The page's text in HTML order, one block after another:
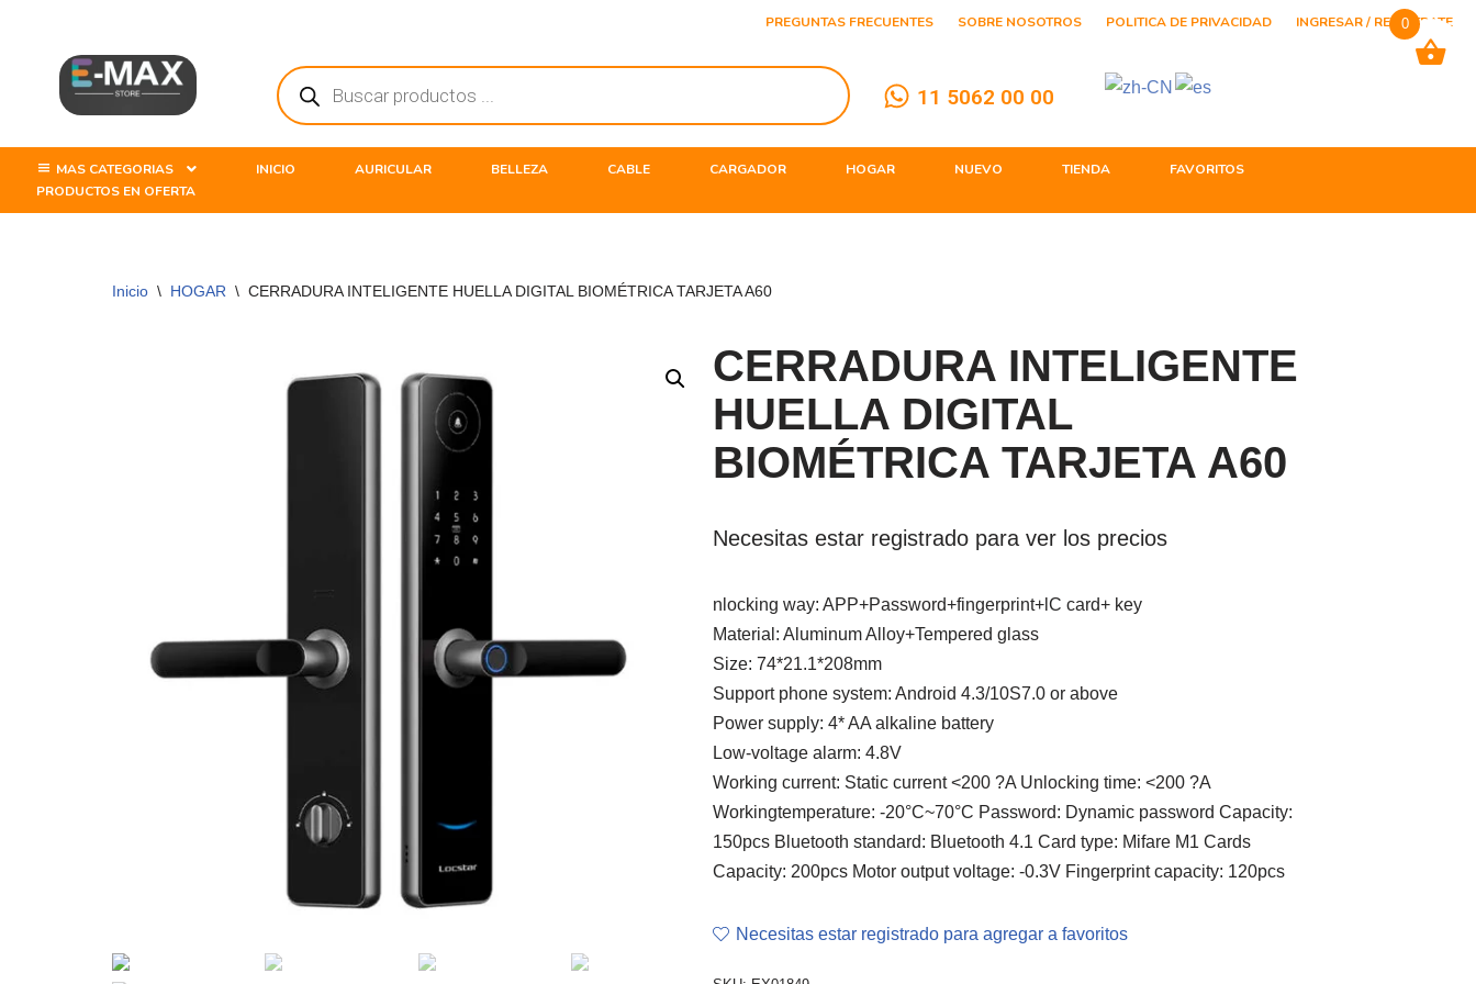
contenido
PREGUNTAS FRECUENTES SOBRE NOSOTROS POLITICA DE PRIVACIDAD INGRESAR / REGISTRATE
11 5062 00 00
MAS CATEGORIAS INICIO AURICULAR BELLEZA CABLE CARGADOR HOGAR NUEVO TIENDA
FAVORITOS
PRODUCTOS EN OFERTA
Inicio \ HOGAR \ CERRADURA INTELIGENTE HUELLA DIGITAL BIOMÉTRICA TARJETA A60
CERRADURA INTELIGENTE
HUELLA DIGITAL
BIOMÉTRICA TARJETA A60
Necesitas estar registrado para ver los precios
nlocking way: APP+Password+fingerprint+lC card+ key
Material: Aluminum Alloy+Tempered glass
Size: 74*21.1*208mm
Support phone system: Android 4.3/10S7.0 or above
Power supply: 4* AA alkaline battery
Low-voltage alarm: 4.8V
Working current: Static current <200 ?A Unlocking time: <200 ?A
Workingtemperature: -20°C~70°C Password: Dynamic password Capacity:
150pcs Bluetooth standard: Bluetooth 4.1 Card type: Mifare M1 Cards
Capacity: 200pcs Motor output voltage: -0.3V Fingerprint capacity: 120pcs
Necesitas estar registrado para agregar a favoritos
0